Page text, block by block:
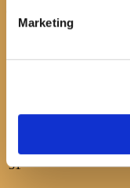
Marketing
M T W T F S
S
10 11 12 13 14 15 16
31